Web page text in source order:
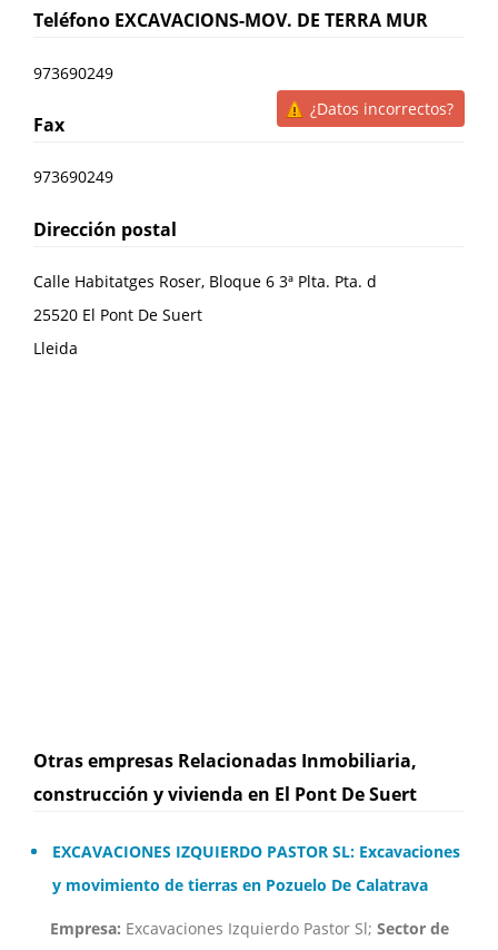
Teléfono EXCAVACIONS-MOV. DE TERRA MUR
973690249
¿Datos incorrectos?
Fax
973690249
Dirección postal
Calle Habitatges Roser, Bloque 6 3ª Plta. Pta. d
25520 El Pont De Suert
Lleida
Otras empresas Relacionadas Inmobiliaria,
construcción y vivienda en El Pont De Suert
EXCAVACIONES IZQUIERDO PASTOR SL: Excavaciones
y movimiento de tierras en Pozuelo De Calatrava
Empresa: Excavaciones Izquierdo Pastor Sl; Sector de